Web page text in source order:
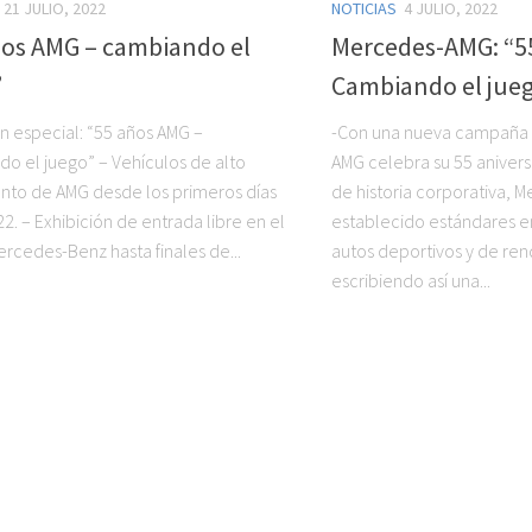
21 JULIO, 2022
AMG – cambiando el
especial: “55 años AMG –
el juego” – Vehículos de alto
de AMG desde los primeros días
– Exhibición de entrada libre en el
Benz hasta finales de...
NOTICIAS 4 JULIO, 2022
Mercedes-AMG:
Cambiando el
-Con una nueva
AMG celebra su 55
de historia corporativa,
establecido estándares
autos deportivos y de
escribiendo así una...